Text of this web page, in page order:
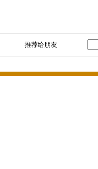
推荐给朋友